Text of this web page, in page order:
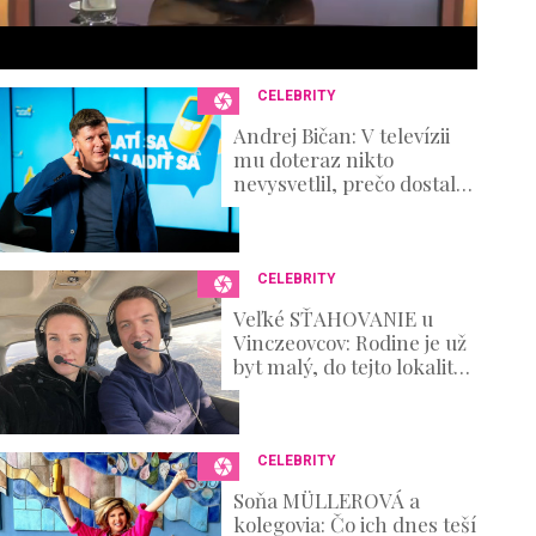
s
CELEBRITY
Andrej Bičan: V televízii
mu doteraz nikto
nevysvetlil, prečo dostal
padáka, on však
prehovoril o zákulisí
výroby
CELEBRITY
Veľké SŤAHOVANIE u
Vinczeovcov: Rodine je už
byt malý, do tejto lokality
sa s drobcami presúvajú
CELEBRITY
Soňa MÜLLEROVÁ a
kolegovia: Čo ich dnes teší